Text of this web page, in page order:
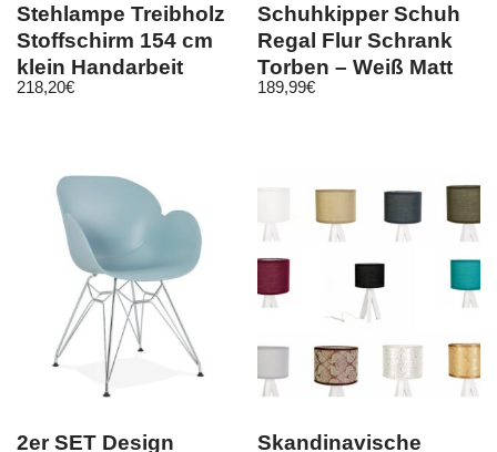
Stehlampe Treibholz
Stoffschirm 154 cm
klein Handarbeit
Unikat E27 Stehl
218,20€
Schuhkipper Schuh
Regal Flur Schrank
Torben – Weiß Matt
189,99€
2er SET Design Skandinavische